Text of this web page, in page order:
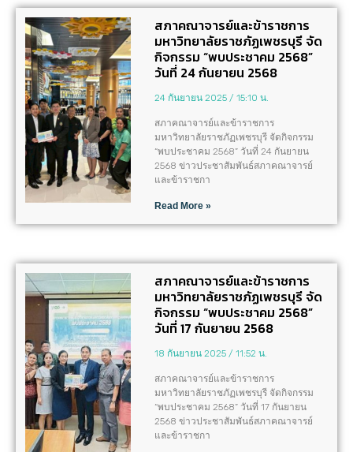
สภาคณาจารย์และข้าราชการ
มหาวิทยาลัยราชภัฏเพชรบุรี จัด
กิจกรรม “พบประชาคม 2568”
วันที่ 24 กันยายน 2568
24 กันยายน 2025 15:10 น.
สภาคณาจารย์และข้าราชการ
มหาวิทยาลัยราชภัฏเพชรบุรี จัดกิจกรรม
“พบประชาคม 2568” วันที่ 24 กันยายน
2568 ข่าวประชาสัมพันธ์สภาคณาจารย์
และข้าราชกา
Read More »
สภาคณาจารย์และข้าราชการ
มหาวิทยาลัยราชภัฏเพชรบุรี จัด
กิจกรรม “พบประชาคม 2568”
วันที่ 17 กันยายน 2568
18 กันยายน 2025 11:52 น.
สภาคณาจารย์และข้าราชการ
มหาวิทยาลัยราชภัฏเพชรบุรี จัดกิจกรรม
“พบประชาคม 2568” วันที่ 17 กันยายน
2568 ข่าวประชาสัมพันธ์สภาคณาจารย์
และข้าราชกา